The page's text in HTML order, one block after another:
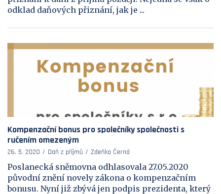
odklad daňových přiznání, jak je ...
Kompenzační bonus pro společníky společnosti s
ručením omezeným
26. 5. 2020 Daň z příjmů Zdeňka Černá
Poslanecká sněmovna odhlasovala 27.05.2020
původní znění novely zákona o kompenzačním
bonusu. Nyní již zbývá jen podpis prezidenta, který